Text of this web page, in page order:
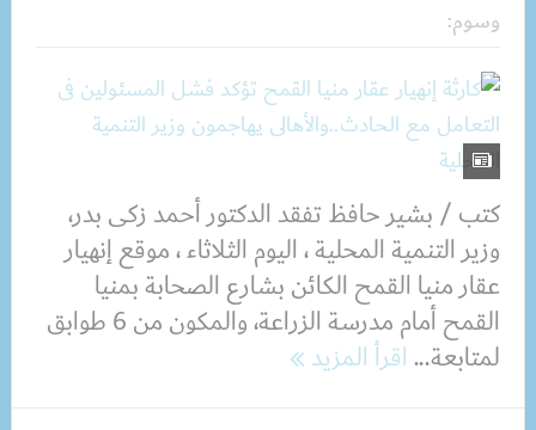
وسوم:
كتب / بشير حافظ تفقد الدكتور أحمد زكى بدر،
وزير التنمية المحلية ، اليوم الثلاثاء ، موقع إنهيار
عقار منيا القمح الكائن بشارع الصحابة بمنيا
القمح أمام مدرسة الزراعة، والمكون من 6 طوابق
لمتابعة...اقرأ المزيد